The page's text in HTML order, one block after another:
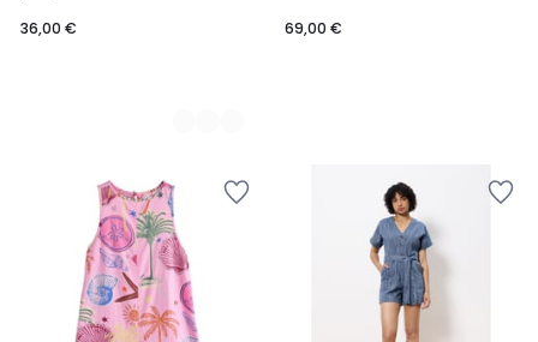
36,00 €
69,00 €